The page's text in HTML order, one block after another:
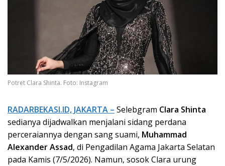
Potret Clara Shinta. Foto: Instagram
RADARBEKASI.ID, JAKARTA – Selebgram Clara Shinta
sedianya dijadwalkan menjalani sidang perdana
perceraiannya dengan sang suami, Muhammad
Alexander Assad, di Pengadilan Agama Jakarta Selatan
pada Kamis (7/5/2026). Namun, sosok Clara urung